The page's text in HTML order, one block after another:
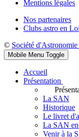
Mentions légales
Nos partenaires
Clubs astro en
© Société d'Astronomie
Mobile Menu Toggle
Accueil
Présentation
La SAN
Historique
Le livret
La SAN en
Venir à la